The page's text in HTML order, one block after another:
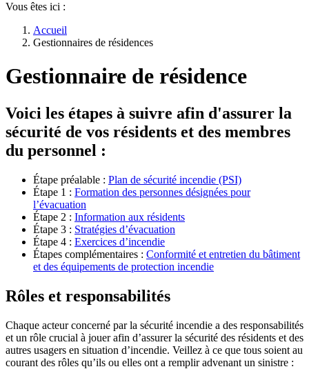
Vous êtes ici :
Accueil
Gestionnaires de résidences
Gestionnaire de résidence
Voici les étapes à suivre afin d'assurer la
sécurité de vos résidents et des membres
du personnel :
Étape préalable : Plan de sécurité incendie (PSI)
Étape 1 : Formation des personnes désignées pour
l’évacuation
Étape 2 : Information aux résidents
Étape 3 : Stratégies d’évacuation
Étape 4 : Exercices d’incendie
Étapes complémentaires : Conformité et entretien du bâtiment
et des équipements de protection incendie
Rôles et responsabilités
Chaque acteur concerné par la sécurité incendie a des responsabilités
et un rôle crucial à jouer afin d’assurer la sécurité des résidents et des
autres usagers en situation d’incendie. Veillez à ce que tous soient au
courant des rôles qu’ils ou elles ont a remplir advenant un sinistre :